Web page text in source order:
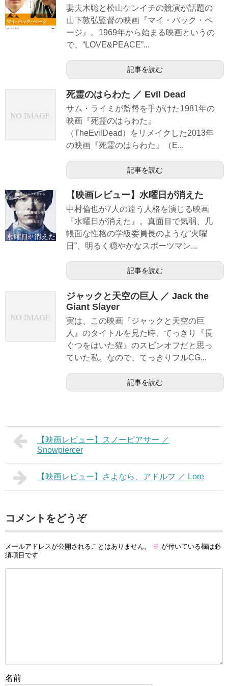
妻夫木聡と松山ケンイチの競演が話題の
山下敦弘監督の映画『マイ・バック・ペ
ージ』。1969年から始まる映画というの
で、“LOVE&PEACE”...
記事を読む
死霊のはらわた ／ Evil Dead
サム・ライミが監督を手がけた1981年の
映画『死霊のはらわた』
（TheEvilDead）をリメイクした2013年
の映画『死霊のはらわた』（E...
記事を読む
【映画レビュー】水曜日が消えた
中村倫也が7人の違う人格を演じる映画
『水曜日が消えた』。真面目で気弱、几
帳面な性格の学級委員長のような“火曜
日”、明るく穏やかなスポーツマン...
記事を読む
ジャックと天空の巨人 ／ Jack the
Giant Slayer
実は、この映画『ジャックと天空の巨
人』のタイトルを見た時、てっきり『長
ぐつをはいた猫』のスピンオフだと思っ
ていた私。なので、てっきりフルCG...
記事を読む
【映画レビュー】スノーピアサー ／
Snowpiercer
【映画レビュー】さよなら、アドルフ ／ Lore
コメントをどうぞ
メールアドレスが公開されることはありません。 ※ が付いている欄は必
須項目です
名前